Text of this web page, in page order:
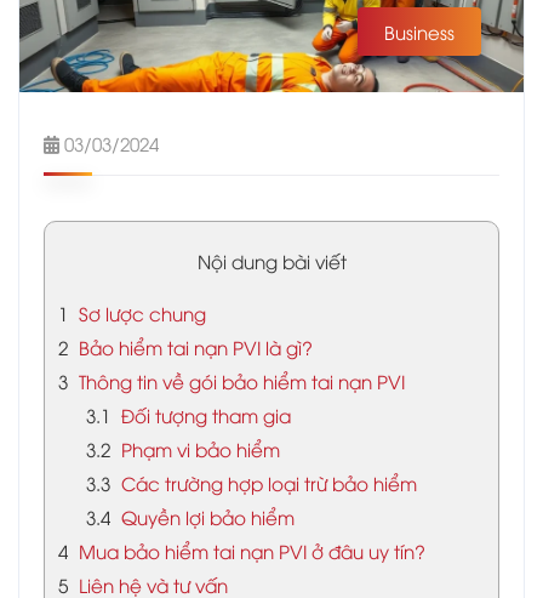
Business
03/03/2024
Nội dung bài viết
1 Sơ lược chung
2 Bảo hiểm tai nạn PVI là gì?
3 Thông tin về gói bảo hiểm tai nạn PVI
3.1 Đối tượng tham gia
3.2 Phạm vi bảo hiểm
3.3 Các trường hợp loại trừ bảo hiểm
3.4 Quyền lợi bảo hiểm
4 Mua bảo hiểm tai nạn PVI ở đâu uy tín?
5 Liên hệ và tư vấn